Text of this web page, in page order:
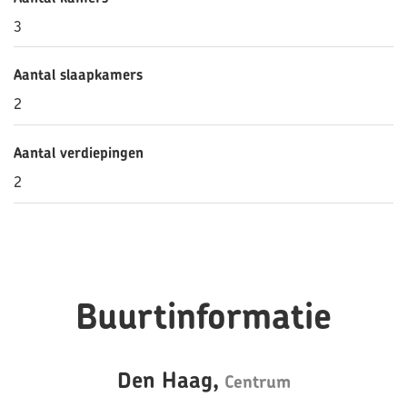
- Security deposit 2x basic rent
3
Aantal slaapkamers
2
Aantal verdiepingen
2
Buurtinformatie
Den Haag, Centrum